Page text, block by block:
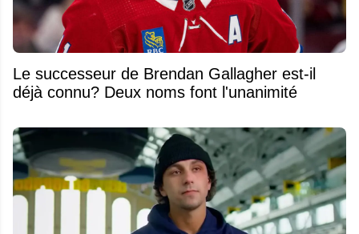
Le successeur de Brendan Gallagher est-il
déjà connu? Deux noms font l'unanimité